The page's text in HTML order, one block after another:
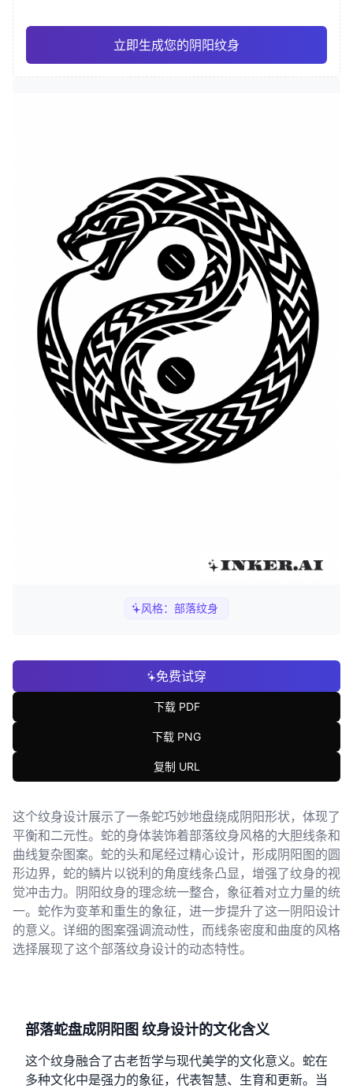
风格： 部落纹身
立即生成您的阴阳纹身
免费试穿
下载 PDF
下载 PNG
复制 URL
这个纹身设计展示了一条蛇巧妙地盘绕成阴阳形状，体现了
平衡和二元性。蛇的身体装饰着部落纹身风格的大胆线条和
曲线复杂图案。蛇的头和尾经过精心设计，形成阴阳图的圆
形边界，蛇的鳞片以锐利的角度线条凸显，增强了纹身的视
觉冲击力。阴阳纹身的理念统一整合，象征着对立力量的统
一。蛇作为变革和重生的象征，进一步提升了这一阴阳设计
的意义。详细的图案强调流动性，而线条密度和曲度的风格
选择展现了这个部落纹身设计的动态特性。
部落蛇盘成阴阳图 纹身设计的文化含义
这个纹身融合了古老哲学与现代美学的文化意义。蛇在
多种文化中是强力的象征，代表智慧、生育和更新。当